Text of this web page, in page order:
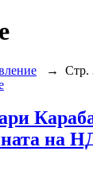
→ Стр.
на